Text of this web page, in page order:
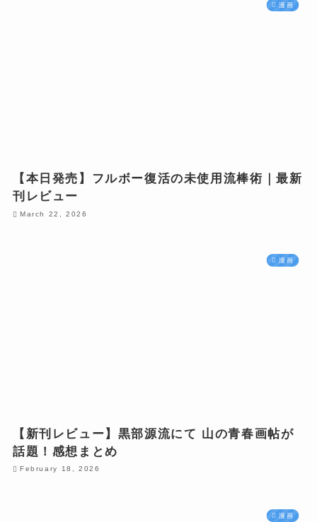
漫画
【本日発売】フルボー復活の未使用流棒術｜最新
刊レビュー
March 22, 2026
漫画
【新刊レビュー】黒部源流にて 山の青春画帖が
話題！感想まとめ
February 18, 2026
漫画